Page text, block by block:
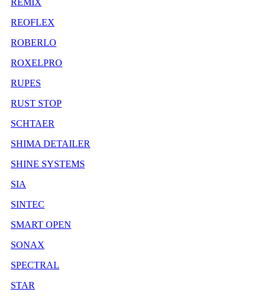
REOFLEX
ROBERLO
ROXELPRO
RUPES
RUST STOP
SCHTAER
SHIMA DETAILER
SHINE SYSTEMS
SIA
SINTEC
SMART OPEN
SONAX
SPECTRAL
STAR